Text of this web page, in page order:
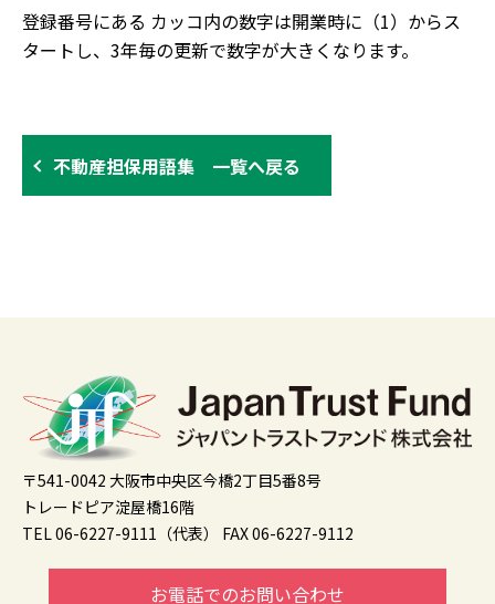
登録番号にある カッコ内の数字は開業時に（1）からス
タートし、3年毎の更新で数字が大きくなります。
不動産担保用語集 一覧へ戻る
〒541-0042 大阪市中央区今橋2丁目5番8号
トレードピア淀屋橋16階
TEL 06-6227-9111（代表）
FAX 06-6227-9112
お電話でのお問い合わせ